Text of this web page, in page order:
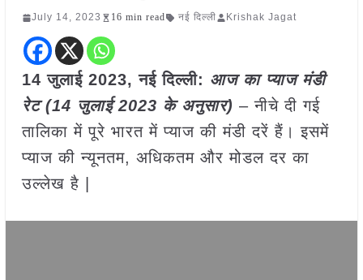
July 14, 2023 16 min read नई दिल्ली Krishak Jagat
14 जुलाई 2023, नई दिल्ली: आज का प्याज मंडी
रेट (14 जुलाई2023 के अनुसार) – नीचे दी गई
तालिका में पूरे भारत में प्याज की मंडी दरें हैं। इसमें
प्याज की न्यूनतम, अधिकतम और मोडल दर का
उल्लेख है |